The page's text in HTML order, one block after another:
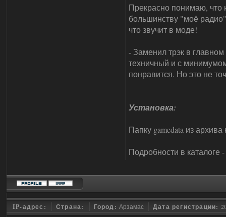
Прекрасно понимаю, что
большинству "моё
что звучит в моде!
- Заменил трэк в
техничный и с
понравится. Но это не
Установка:
Папку gamedata из
Подробности в каталоге -
IP-адрес: Страна: Город:Арзамас Дата регистрации: